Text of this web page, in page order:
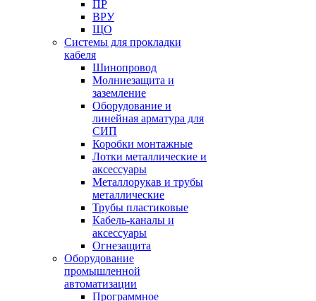
ПР
ВРУ
ЩО
Системы для прокладки
кабеля
Шинопровод
Молниезащита и
заземление
Оборудование и
линейная арматура для
СИП
Коробки монтажные
Лотки металлические и
аксессуары
Металлорукав и трубы
металлические
Трубы пластиковые
Кабель-каналы и
аксессуары
Огнезащита
Оборудование
промышленной
автоматизации
Программное